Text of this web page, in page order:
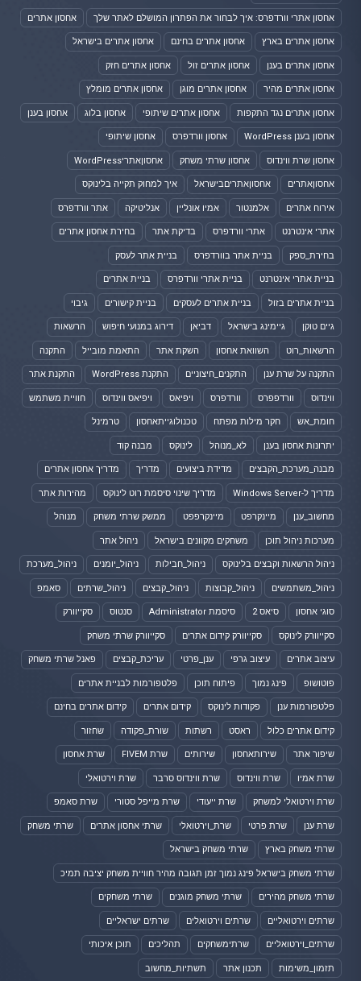
אחסון אתרי וורדפרס: איך לבחור את הפתרון המושלם לאתר שלך אחסון אתרים
אחסון אתרים בארץ אחסון אתרים בחינם אחסון אתרים בישראל
אחסון אתרים בענן אחסון אתרים זול אחסון אתרים חזק
אחסון אתרים מהיר אחסון אתרים מוגן אחסון אתרים מומלץ
אחסון אתרים נגד התקפות אחסון אתרים שיתופי אחסון בלוג אחסון בענן
אחסון בענן WordPress אחסון וורדפרס אחסון שיתופי
אחסון שרת ווינדוס אחסון שרתי משחק אחסוןאתריWordPress
אחסוןאתרים אחסוןאתריםבישראל איך למחוק תקייה בלינוקס
אירוח אתרים אלמנטור אמיו אונליין אנליטיקה אתר וורדפרס
אתרי אינטרנט אתרי וורדפרס בדיקת אתר בחירת אחסון אתרים
בחירת_ספק בניית אתר בוורדפרס בניית אתר לעסק
בניית אתרי אינטרנט בניית אתרי וורדפרס בניית אתרים
בניית אתרים בזול בניית אתרים לעסקים בניית קישורים גיבוי
גיים טוקן גיימינג בישראל דביאן דירוג במנועי חיפוש הרשאות
הרשאות_רוט השוואת אחסון השקת אתר התאמת מובייל התקנה
התקנה על שרת ענן התקנים_חיצוניים התקנת WordPress התקנת אתר
ווינדוס וורדפפרס וורדפרס ויפיאס ויפיאס ווינדוס חוויית משתמש
חומת_אש חקר מילות מפתח טכנולוגייתאחסון טרמינל
יתרונות אחסון בענן לא_מנוהל לינוקס מבנה קוד
מבנה_מערכת_הקבצים מדידת ביצועים מדריך מדריך אחסון אתרים
מדריך ל-Windows Server מדריך שינוי סיסמת רוט לינוקס מהירות אתר
מחשוב_ענן מיינקרפט מיינקרפפט ממשק שרתי משחק מנוהל
מערכות ניהול תוכן משחקים מקוונים בישראל ניהול אתר
ניהול הרשאות וקבצים בלינוקס ניהול_חבילות ניהול_יומנים ניהול_מערכת
ניהול_משתמשים ניהול_קבוצות ניהול_קבצים ניהול_שרתים סאמפ
סוגי אחסון סיאס 2 סיסמת Administrator סנטוס סקייוורק
סקייוורק לינוקס סקייוורק קידום אתרים סקייוורק שרתי משחק
עיצוב אתרים עיצוב גרפי ענן_פרטי עריכת_קבצים פאנל שרתי משחק
פוטושופ פינג נמוך פיתוח תוכן פלטפורמות לבניית אתרים
פלטפורמות ענן פקודות לינוקס קידום אתרים קידום אתרים בחינם
קידום אתרים כלול ראסט רשתות שורת_פקודה שחזור
שיפור אתר שירותאחסון שירותים שרת FIVEM שרת אחסון
שרת אמיו שרת ווינדוס שרת ווינדוס סרבר שרת וירטואלי
שרת וירטואלי למשחק שרת ייעודי שרת מייפל סטורי שרת סאמפ
שרת ענן שרת פרטי שרת_וירטואלי שרתי אחסון אתרים שרתי משחק
שרתי משחק בארץ שרתי משחק בישראל
שרתי משחק בישראל פינג נמוך זמן תגובה מהיר חוויית משחק יציבה תמיכ
שרתי משחק מהירים שרתי משחק מוגנים שרתי משחקים
שרתים וירטואליים שרתים וירטואלים שרתים ישראליים
שרתים_וירטואליים שרתימשחקים תהליכים תוכן איכותי
תזמון_משימות תכנון אתר תשתיות_מחשוב